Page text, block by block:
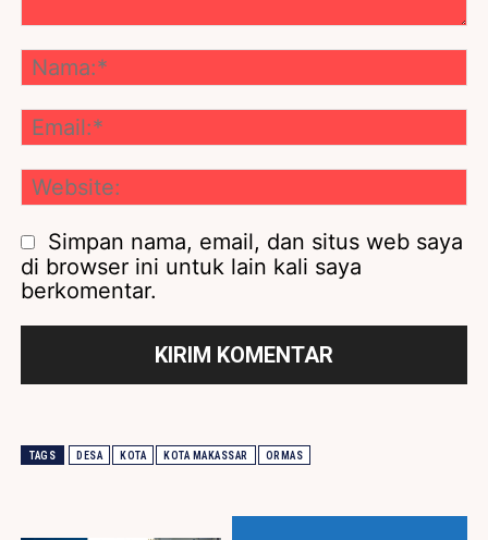
Simpan nama, email, dan situs web saya
di browser ini untuk lain kali saya
berkomentar.
TAGS DESA KOTA KOTA MAKASSAR ORMAS